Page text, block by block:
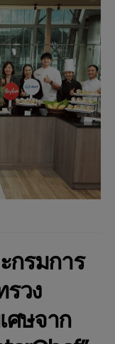
กรมการ
วง
ศษจาก